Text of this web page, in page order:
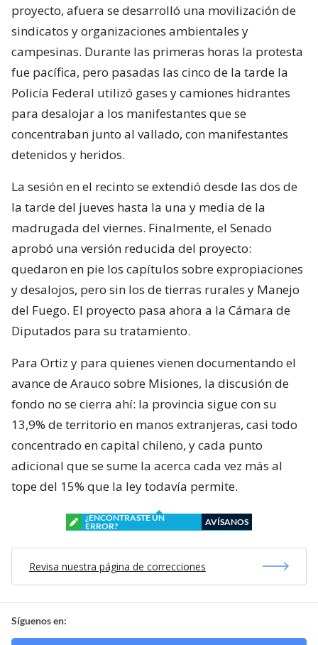
proyecto, afuera se desarrolló una movilización de
sindicatos y organizaciones ambientales y
campesinas. Durante las primeras horas la protesta
fue pacífica, pero pasadas las cinco de la tarde la
Policía Federal utilizó gases y camiones hidrantes
para desalojar a los manifestantes que se
concentraban junto al vallado, con manifestantes
detenidos y heridos.
La sesión en el recinto se extendió desde las dos de
la tarde del jueves hasta la una y media de la
madrugada del viernes. Finalmente, el Senado
aprobó una versión reducida del proyecto:
quedaron en pie los capítulos sobre expropiaciones
y desalojos, pero sin los de tierras rurales y Manejo
del Fuego. El proyecto pasa ahora a la Cámara de
Diputados para su tratamiento.
Para Ortiz y para quienes vienen documentando el
avance de Arauco sobre Misiones, la discusión de
fondo no se cierra ahí: la provincia sigue con su
13,9% de territorio en manos extranjeras, casi todo
concentrado en capital chileno, y cada punto
adicional que se sume la acerca cada vez más al
tope del 15% que la ley todavía permite.
¿ENCONTRASTE UN
ERROR?
AVÍSANOS
Revisa nuestra página de correcciones
Síguenos en: